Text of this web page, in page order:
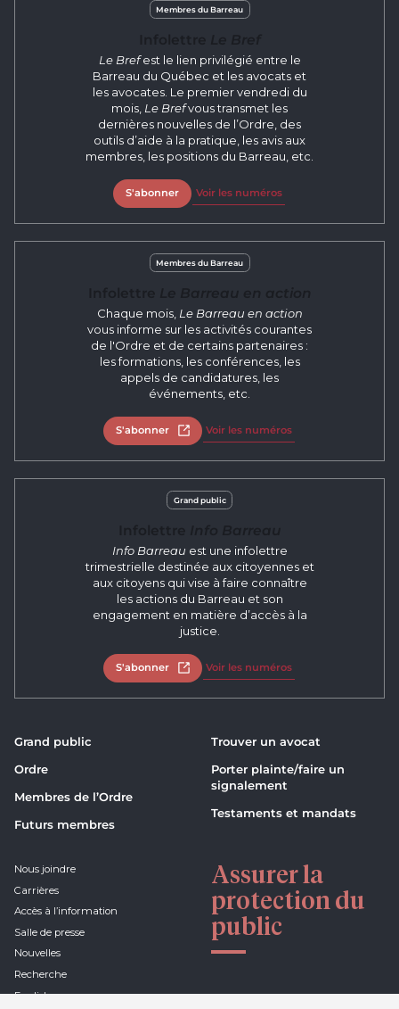
Membres du Barreau
Le Brefest le lien privilégié entre le
Barreau du Québec et les avocats et
les avocates. Le premier vendredi du
mois, Le Brefvous transmet les
dernières nouvelles de l’Ordre, des
outils d’aide à la pratique, les avis aux
membres, les positions du Barreau, etc.
S'abonner Voir les numéros
Membres du Barreau
Chaque mois, Le Barreau en action
vous informe sur les activités courantes
de l'Ordre et de certains partenaires :
les formations, les conférences, les
appels de candidatures, les
événements, etc.
S'abonner Ouvrir dans un nouvel onglet
Voir les numéros
Grand public
Info Barreau est une infolettre
trimestrielle destinée aux citoyennes et
aux citoyens qui vise à faire connaître
les actions du Barreau et son
engagement en matière d’accès à la
justice.
S'abonner Ouvrir dans un nouvel onglet
Voir les numéros
Grand public
Ordre
Membres de l’Ordre
Futurs membres
Trouver un avocat
Porter plainte/faire un
signalement
Testaments et mandats
Nous joindre
Carrières
Accès à l’information
Salle de presse
Nouvelles
Recherche
English
Assurer la
protection du
public